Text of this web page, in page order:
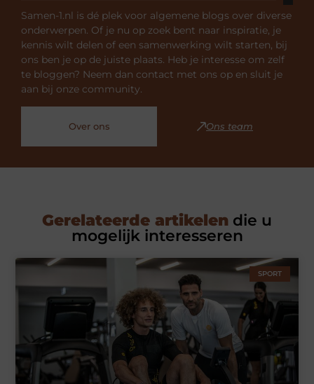
Samen-1.nl is dé plek voor algemene blogs over diverse
onderwerpen. Of je nu op zoek bent naar inspiratie, je
kennis wilt delen of een samenwerking wilt starten, bij
ons ben je op de juiste plaats. Heb je interesse om zelf
te bloggen? Neem dan contact met ons op en sluit je
aan bij onze community.
Over ons Ons team
Gerelateerde artikelen die u
mogelijk interesseren
SPORT